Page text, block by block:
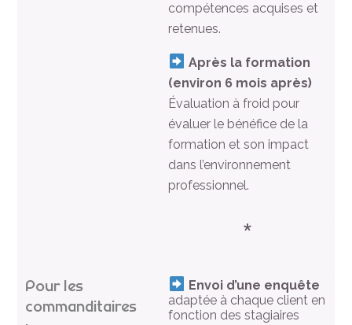
compétences acquises et
retenues.
Après la formation
(environ 6 mois après)
Évaluation à froid pour
évaluer le bénéfice de la
formation et son impact
dans l’environnement
professionnel.
*
Pour les
commanditaires
Envoi d’une enquête
adaptée à chaque client en
fonction des stagiaires